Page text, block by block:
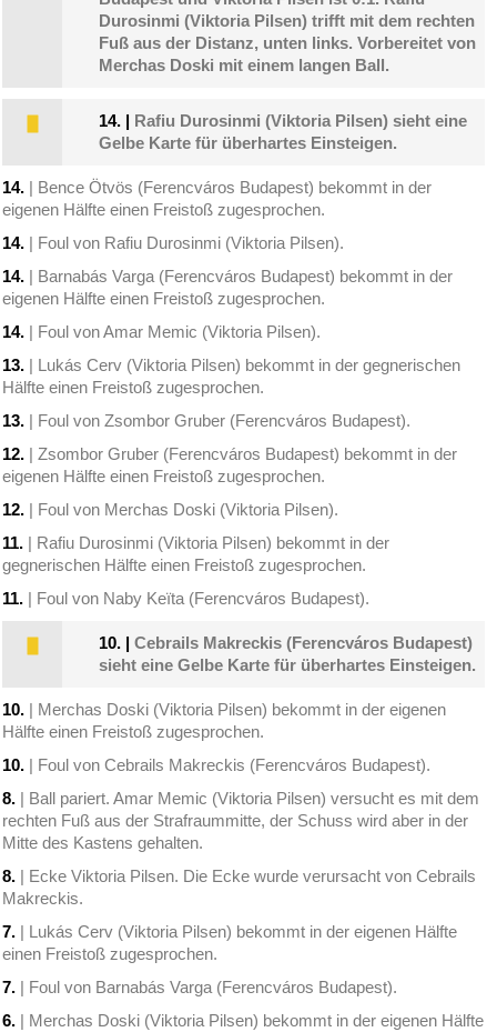
Durosinmi (Viktoria Pilsen) trifft mit dem rechten
Fuß aus der Distanz, unten links. Vorbereitet von
Merchas Doski mit einem langen Ball.
14. | Rafiu Durosinmi (Viktoria Pilsen) sieht eine
Gelbe Karte für überhartes Einsteigen.
14. | Bence Ötvös (Ferencváros Budapest) bekommt in der
eigenen Hälfte einen Freistoß zugesprochen.
14. | Foul von Rafiu Durosinmi (Viktoria Pilsen).
14. | Barnabás Varga (Ferencváros Budapest) bekommt in der
eigenen Hälfte einen Freistoß zugesprochen.
14. | Foul von Amar Memic (Viktoria Pilsen).
13. | Lukás Cerv (Viktoria Pilsen) bekommt in der gegnerischen
Hälfte einen Freistoß zugesprochen.
13. | Foul von Zsombor Gruber (Ferencváros Budapest).
12. | Zsombor Gruber (Ferencváros Budapest) bekommt in der
eigenen Hälfte einen Freistoß zugesprochen.
12. | Foul von Merchas Doski (Viktoria Pilsen).
11. | Rafiu Durosinmi (Viktoria Pilsen) bekommt in der
gegnerischen Hälfte einen Freistoß zugesprochen.
11. | Foul von Naby Keïta (Ferencváros Budapest).
10. |Cebrails Makreckis (Ferencváros Budapest)
sieht eine Gelbe Karte für überhartes Einsteigen.
10. | Merchas Doski (Viktoria Pilsen) bekommt in der eigenen
Hälfte einen Freistoß zugesprochen.
10. | Foul von Cebrails Makreckis (Ferencváros Budapest).
8. | Ball pariert. Amar Memic (Viktoria Pilsen) versucht es mit dem
rechten Fuß aus der Strafraummitte, der Schuss wird aber in der
Mitte des Kastens gehalten.
8. | Ecke Viktoria Pilsen. Die Ecke wurde verursacht von Cebrails
Makreckis.
7. | Lukás Cerv (Viktoria Pilsen) bekommt in der eigenen Hälfte
einen Freistoß zugesprochen.
7. | Foul von Barnabás Varga (Ferencváros Budapest).
6. | Merchas Doski (Viktoria Pilsen) bekommt in der eigenen Hälfte